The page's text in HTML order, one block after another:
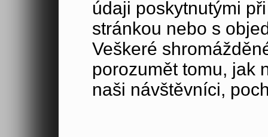
údaji poskytnutými
stránkou nebo s
Veškeré
porozumět tomu, jak
naši návštěvníci,